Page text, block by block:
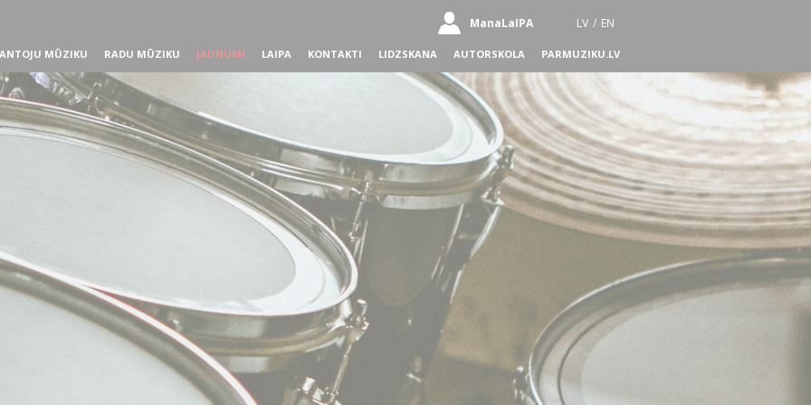
ManaLaIPA LV / EN
MŪZIKU RADU MŪZIKU JAUNUMI LAIPA KONTAKTI LIDZSKANA AUTORSKOLA PARMUZIKU.LV